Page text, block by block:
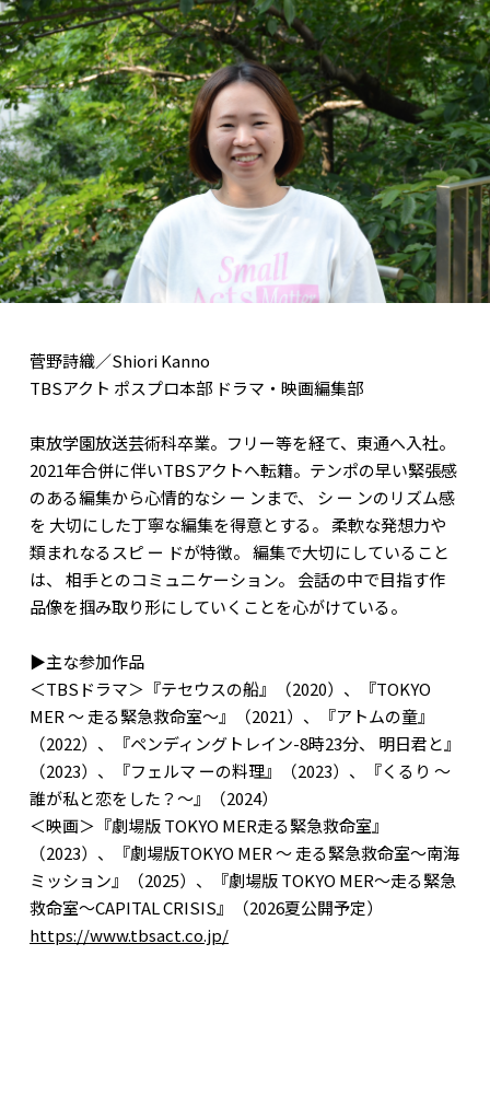
菅野詩織／Shiori Kanno
TBSアクト ポスプロ本部 ドラマ・映画編集部
東放学園放送芸術科卒業。フリー等を経て、東通へ入社。
2021年合併に伴いTBSアクトへ転籍。テンポの早い緊張感
のある編集から心情的なシ ー ンまで、 シ ー ンのリズム感
を 大切にした丁寧な編集を得意とする。 柔軟な発想力や
類まれなるスピ ー ドが特徴。 編集で大切にしていること
は、 相手とのコミュニケーション。 会話の中で目指す作
品像を掴み取り形にしていくことを心がけている。
▶主な参加作品
＜TBSドラマ＞『テセウスの船』（2020）、『TOKYO
MER ～ 走る緊急救命室～』（2021）、『アトムの童』
（2022）、『ペンディングトレイン-8時23分、 明日君と』
（2023）、『フェルマ ーの料理』（2023）、『くるり ～
誰が私と恋をした？～』（2024）
＜映画＞『劇場版 TOKYO MER走る緊急救命室』
（2023）、『劇場版TOKYO MER ～ 走る緊急救命室～南海
ミッション』（2025）、『劇場版 TOKYO MER～走る緊急
救命室～CAPITAL CRISIS』（2026夏公開予定）
https://www.tbsact.co.jp/